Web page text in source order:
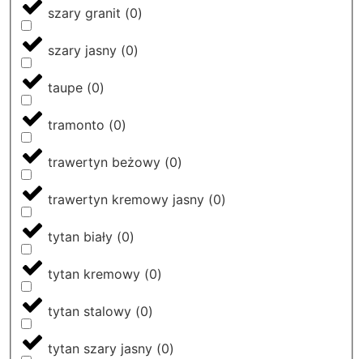
szary granit (0)
szary jasny (0)
taupe (0)
tramonto (0)
trawertyn beżowy (0)
trawertyn kremowy jasny (0)
tytan biały (0)
tytan kremowy (0)
tytan stalowy (0)
tytan szary jasny (0)